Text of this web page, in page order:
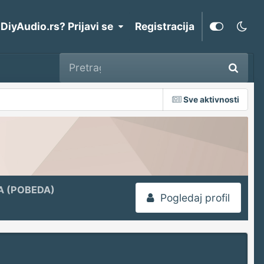
Prijavi se Registracija
Sve aktivnosti
Pogledaj profil
(POBEDA)